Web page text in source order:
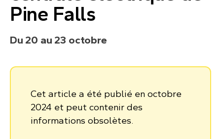
Pine Falls
Du 20 au 23 octobre
Cet article a été publié en octobre
2024 et peut contenir des
informations obsolètes.